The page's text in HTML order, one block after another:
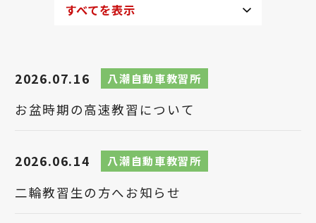
すべてを表示
2026.07.16 八潮自動車教習所
お盆時期の高速教習について
2026.06.14 八潮自動車教習所
二輪教習生の方へお知らせ